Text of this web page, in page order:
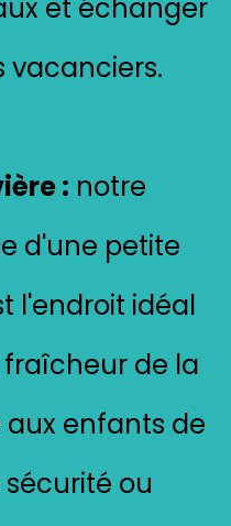
et échanger
vacanciers.
: notre
d'une petite
l'endroit idéal
de la
enfants de
ou